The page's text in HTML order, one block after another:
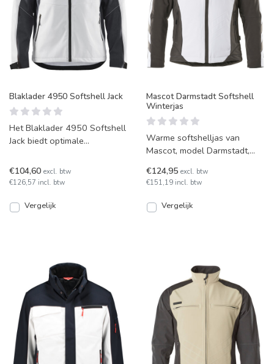
Blaklader 4950 Softshell Jack
Het Blaklader 4950 Softshell
Jack biedt optimale
zijn winddichte, ademend
€104,60 excl. btw
€126,57 incl. btw
Vergelijk
Mascot Darmstadt Softshell
Winterjas
Warme softshelljas van
Mascot, model Darmstadt,
slecht weer! Gevoerd met
€124,95 excl. btw
€151,19 incl. btw
Vergelijk